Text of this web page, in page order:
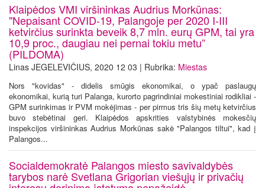
Klaipėdos VMI viršininkas Audrius Morkūnas:
"Nepaisant COVID-19, Palangoje per 2020 I-III
ketvirčius surinkta beveik 8,7 mln. eurų GPM, tai yra
10,9 proc., daugiau nei pernai tokiu metu”
(PILDOMA)
Linas JEGELEVIČIUS, 2020 12 03 | Rubrika: Miestas
Nors "kovidas" - didelis smūgis ekonomikai, o ypač paslaugų
ekonomikai, kurią turi Palanga, kurorto pagrindiniai mokestiniai rodikliai -
GPM surinkimas ir PVM mokėjimas - per pirmus tris šių metų ketvirčius
buvo stebėtinai geri. Klaipėdos apskrities valstybinės mokesčių
inspekcijos viršininkas Audrius Morkūnas sakė "Palangos tiltui", kad į
Palangos...
Socialdemokratė Palangos miesto savivaldybės
tarybos narė Svetlana Grigorian viešųjų ir privačių